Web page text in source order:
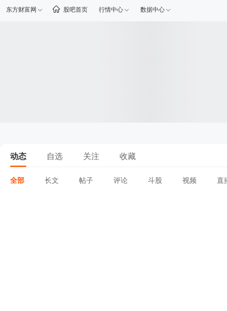
东方财富网 股吧首页 行情中心 数据中心
动态 自选 关注 收藏
全部 长文 帖子 评论 斗股 视频 直